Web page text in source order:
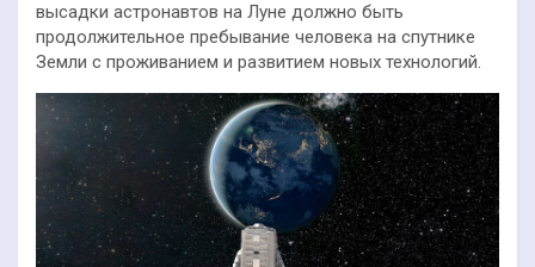
высадки астронавтов на Луне должно быть
продолжительное пребывание человека на спутнике
Земли с проживанием и развитием новых технологий.